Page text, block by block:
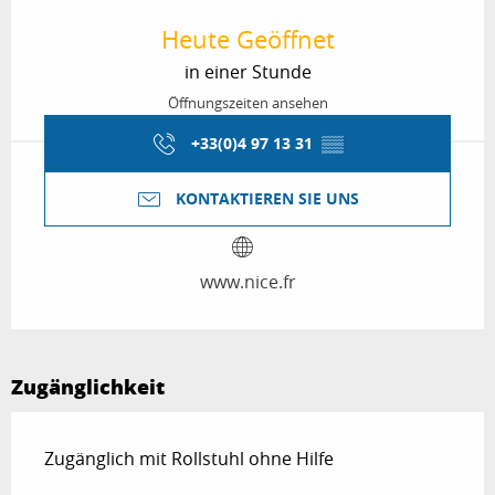
Heute Geöffnet
in einer Stunde
Öffnungszeiten ansehen
+33(0)4 97 13 31 ▒▒
KONTAKTIEREN SIE UNS
www.nice.fr
Zugänglichkeit
Zugänglich mit Rollstuhl ohne Hilfe